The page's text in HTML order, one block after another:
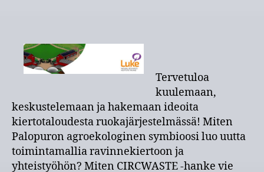
the
Food
System
–
työpaja
ja
opintomatka
Tervetuloa
kuulemaan,
keskustelemaan ja hakemaan ideoita
kiertotaloudesta ruokajärjestelmässä! Miten
Palopuron agroekologinen symbioosi luo uutta
toimintamallia ravinnekiertoon ja
yhteistyöhön? Miten CIRCWASTE -hanke vie